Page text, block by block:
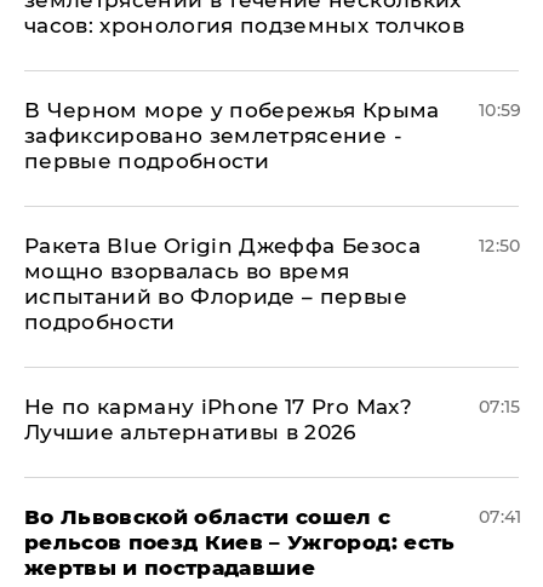
часов: хронология подземных толчков
В Черном море у побережья Крыма
зафиксировано землетрясение -
первые подробности
10:59
Ракета Blue Origin Джеффа Безоса
мощно взорвалась во время
испытаний во Флориде – первые
подробности
12:50
Не по карману iPhone 17 Pro Max?
Лучшие альтернативы в 2026
07:15
Во Львовской области сошел с
рельсов поезд Киев – Ужгород: есть
жертвы и пострадавшие
07:41